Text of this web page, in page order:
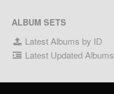
ALBUM SETS
Latest Albums by ID
Latest Updated Albums